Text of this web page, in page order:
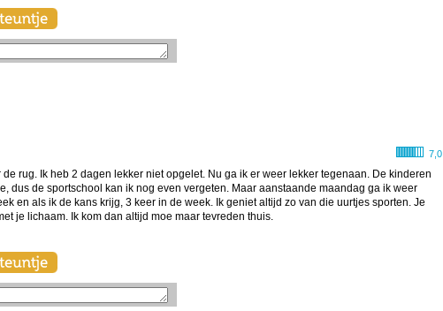
7,0
rug. Ik heb 2 dagen lekker niet opgelet. Nu ga ik er weer lekker tegenaan. De kinderen
dus de sportschool kan ik nog even vergeten. Maar aanstaande maandag ga ik weer
en als ik de kans krijg, 3 keer in de week. Ik geniet altijd zo van die uurtjes sporten. Je
je lichaam. Ik kom dan altijd moe maar tevreden thuis.